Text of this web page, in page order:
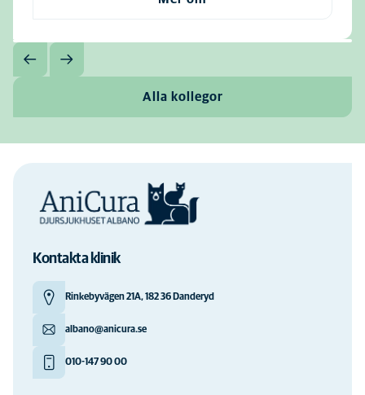
Alla kollegor
Kontakta klinik
Rinkebyvägen 21A, 182 36 Danderyd
albano@anicura.se
010-147 90 00